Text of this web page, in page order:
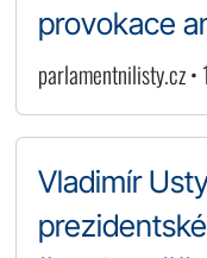
provokace
parlamentnilisty.cz
Vladimír